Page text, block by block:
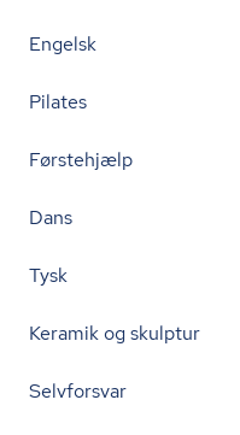
Engelsk
Pilates
Førstehjælp
Dans
Tysk
Keramik og skulptur
Selvforsvar